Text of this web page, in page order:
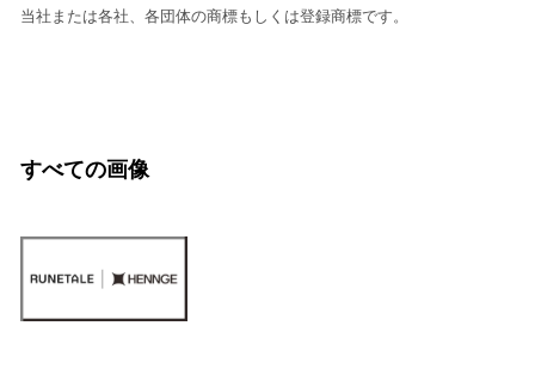
当社または各社、各団体の商標もしくは登録商標です。
すべての画像